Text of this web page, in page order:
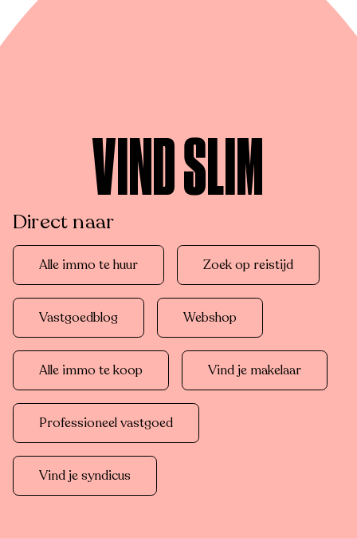
VIND SLIM
Direct naar
Alle immo te huur Zoek op reistijd
Vastgoedblog Webshop
Alle immo te koop Vind je makelaar
Professioneel vastgoed
Vind je syndicus